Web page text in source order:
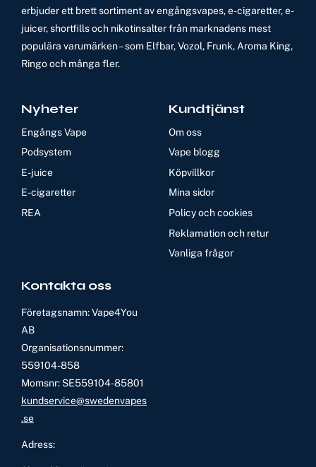
erbjuder ett brett sortiment av engångsvapes, e-cigaretter, e-
juicer, shortfills och nikotinsalter från marknadens mest
populära varumärken – som Elfbar, Vozol, Frunk, Aroma King,
Ringo och många fler.
Nyheter
Engångs Vape
Podsystem
E-juice
E-cigaretter
REA
Kundtjänst
Om oss
Vape blogg
Köpvillkor
Mina sidor
Policy och cookies
Reklamation och retur
Vanliga frågor
Kontakta oss
Företagsnamn: Vape4You
AB
Organisationsnummer:
559104-858
Momsnr: SE559104-85801
kundservice@swedenvapes
.se
Adress: